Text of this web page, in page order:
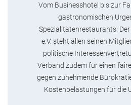
Vom Businesshotel bis zur
gastronomischen
Spezialitätenrestaurants: Der
e.V. steht allen seinen
politische
Verband zudem für einen
gegen zunehmende
Kostenbelastungen für die